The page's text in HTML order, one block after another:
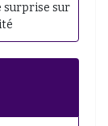
surprise sur